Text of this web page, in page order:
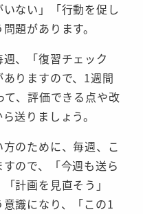
ない」「行動を促し
題があります。
、「復習チェック
ありますので、1週間
、評価できる点や改
送りましょう。
のために、毎週、こ
ので、「今週も送ら
計画を見直そう」
意識になり、「この1